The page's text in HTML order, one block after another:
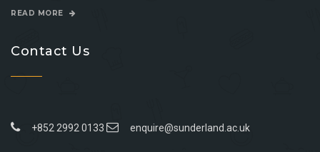
READ MORE
Contact Us
+852 2992 0133 enquire@sunderland.ac.uk